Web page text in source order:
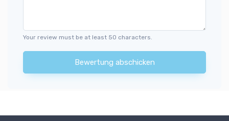
Your review must be at least 50 characters.
Bewertung abschicken